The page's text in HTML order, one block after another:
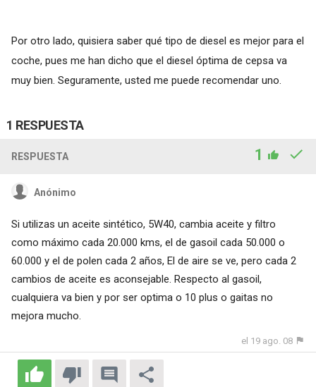
Por otro lado, quisiera saber qué tipo de diesel es mejor para el
coche, pues me han dicho que el diesel óptima de cepsa va
muy bien. Seguramente, usted me puede recomendar uno.
1 RESPUESTA
RESPUESTA 1
Anónimo
Si utilizas un aceite sintético, 5W40, cambia aceite y filtro
como máximo cada 20.000 kms, el de gasoil cada 50.000 o
60.000 y el de polen cada 2 años, El de aire se ve, pero cada 2
cambios de aceite es aconsejable. Respecto al gasoil,
cualquiera va bien y por ser optima o 10 plus o gaitas no
mejora mucho.
el 19 ago. 08